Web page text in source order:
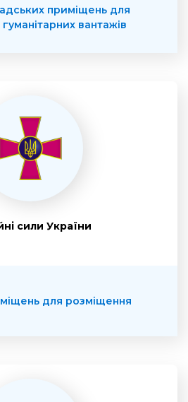
приміщень для
вантажів
сили України
для розміщення